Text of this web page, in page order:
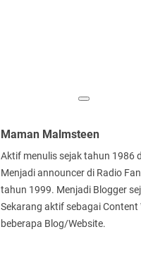
Maman Malmsteen
Aktif menulis sejak tahun 1986
Menjadi announcer di Radio
tahun 1999. Menjadi Blogger
Sekarang aktif sebagai
beberapa Blog/Website.